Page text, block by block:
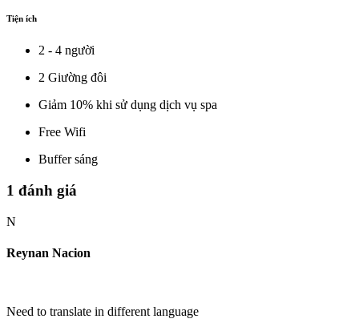
Tiện ích
2 - 4 người
2 Giường đôi
Giảm 10% khi sử dụng dịch vụ spa
Free Wifi
Buffer sáng
1 đánh giá
N
Reynan Nacion
Need to translate in different language